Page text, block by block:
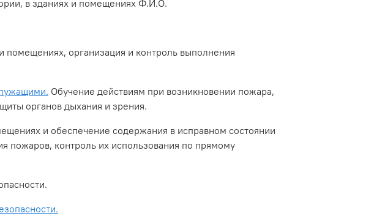
в зданиях и помещениях Ф.И.О.
организация и контроль выполнения
Обучение действиям при возникновении пожара,
органов дыхания и зрения.
и обеспечение содержания в исправном состоянии
пожаров, контроль их использования по прямому